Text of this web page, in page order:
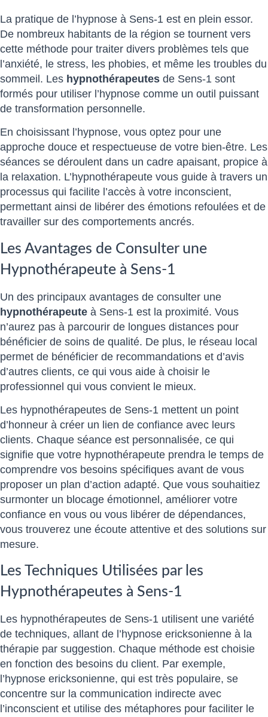
La pratique de l’hypnose à Sens-1 est en plein essor.
De nombreux habitants de la région se tournent vers
cette méthode pour traiter divers problèmes tels que
l’anxiété, le stress, les phobies, et même les troubles du
sommeil. Les hypnothérapeutes de Sens-1 sont
formés pour utiliser l’hypnose comme un outil puissant
de transformation personnelle.
En choisissant l’hypnose, vous optez pour une
approche douce et respectueuse de votre bien-être. Les
séances se déroulent dans un cadre apaisant, propice à
la relaxation. L’hypnothérapeute vous guide à travers un
processus qui facilite l’accès à votre inconscient,
permettant ainsi de libérer des émotions refoulées et de
travailler sur des comportements ancrés.
Les Avantages de Consulter une
Hypnothérapeute à Sens-1
Un des principaux avantages de consulter une
hypnothérapeute à Sens-1 est la proximité. Vous
n’aurez pas à parcourir de longues distances pour
bénéficier de soins de qualité. De plus, le réseau local
permet de bénéficier de recommandations et d’avis
d’autres clients, ce qui vous aide à choisir le
professionnel qui vous convient le mieux.
Les hypnothérapeutes de Sens-1 mettent un point
d’honneur à créer un lien de confiance avec leurs
clients. Chaque séance est personnalisée, ce qui
signifie que votre hypnothérapeute prendra le temps de
comprendre vos besoins spécifiques avant de vous
proposer un plan d’action adapté. Que vous souhaitiez
surmonter un blocage émotionnel, améliorer votre
confiance en vous ou vous libérer de dépendances,
vous trouverez une écoute attentive et des solutions sur
mesure.
Les Techniques Utilisées par les
Hypnothérapeutes à Sens-1
Les hypnothérapeutes de Sens-1 utilisent une variété
de techniques, allant de l’hypnose ericksonienne à la
thérapie par suggestion. Chaque méthode est choisie
en fonction des besoins du client. Par exemple,
l’hypnose ericksonienne, qui est très populaire, se
concentre sur la communication indirecte avec
l’inconscient et utilise des métaphores pour faciliter le